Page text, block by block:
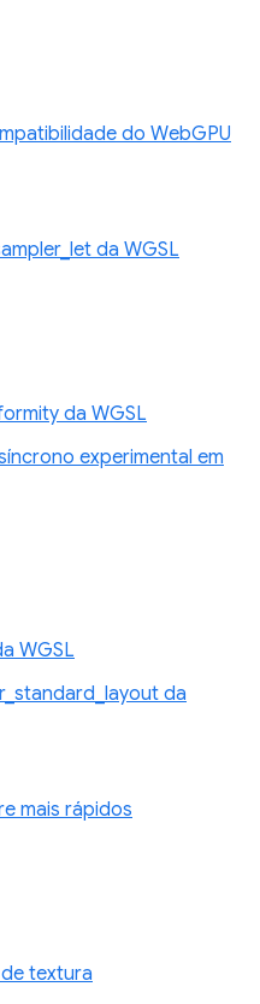
do WebGPU
da WGSL
da WGSL
experimental em
WGSL
da
mais rápidos
textura